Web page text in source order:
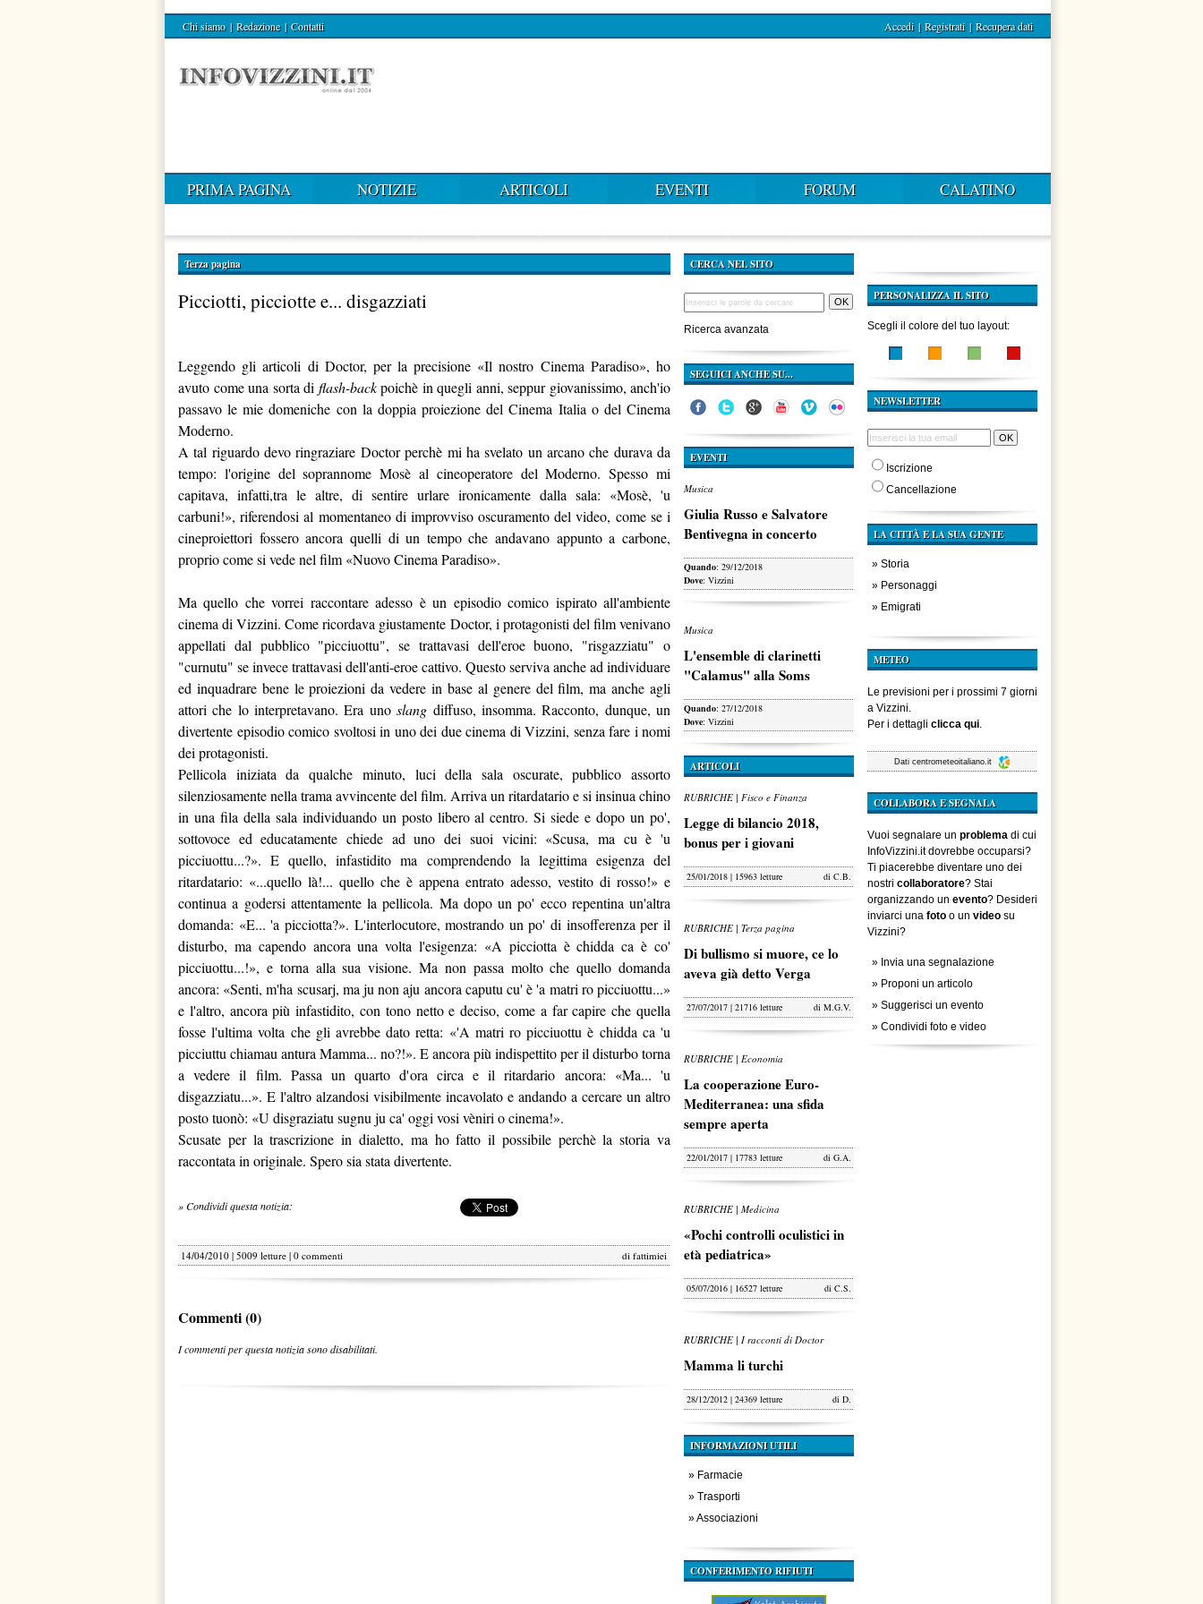
Chi siamo | Redazione | Contatti Accedi | Registrati | Recupera dati
PRIMA PAGINA NOTIZIE ARTICOLI EVENTI FORUM CALATINO
Terza pagina
Picciotti, picciotte e... disgazziati
Leggendo gli articoli di Doctor, per la precisione «Il nostro Cinema Paradiso», ho
avuto come una sorta di flash-backpoichè in quegli anni, seppur giovanissimo, anch'io
passavo le mie domeniche con la doppia proiezione del Cinema Italia o del Cinema
Moderno.
A tal riguardo devo ringraziare Doctor perchè mi ha svelato un arcano che durava da
tempo: l'origine del soprannome Mosè al cineoperatore del Moderno. Spesso mi
capitava, infatti,tra le altre, di sentire urlare ironicamente dalla sala: «Mosè, 'u
carbuni!», riferendosi al momentaneo di improvviso oscuramento del video, come se i
cineproiettori fossero ancora quelli di un tempo che andavano appunto a carbone,
proprio come si vede nel film «Nuovo Cinema Paradiso».
Ma quello che vorrei raccontare adesso è un episodio comico ispirato all'ambiente
cinema di Vizzini. Come ricordava giustamente Doctor, i protagonisti del film venivano
appellati dal pubblico "picciuottu", se trattavasi dell'eroe buono, "risgazziatu" o
"curnutu" se invece trattavasi dell'anti-eroe cattivo. Questo serviva anche ad individuare
ed inquadrare bene le proiezioni da vedere in base al genere del film, ma anche agli
attori che lo interpretavano. Era unoslang diffuso, insomma. Racconto, dunque, un
divertente episodio comico svoltosi in uno dei due cinema di Vizzini, senza fare i nomi
dei protagonisti.
Pellicola iniziata da qualche minuto, luci della sala oscurate, pubblico assorto
silenziosamente nella trama avvincente del film. Arriva un ritardatario e si insinua chino
in una fila della sala individuando un posto libero al centro. Si siede e dopo un po',
sottovoce ed educatamente chiede ad uno dei suoi vicini: «Scusa, ma cu è 'u
picciuottu...?». E quello, infastidito ma comprendendo la legittima esigenza del
ritardatario: «...quello là!... quello che è appena entrato adesso, vestito di rosso!» e
continua a godersi attentamente la pellicola. Ma dopo un po' ecco repentina un'altra
domanda: «E... 'a picciotta?». L'interlocutore, mostrando un po' di insofferenza per il
disturbo, ma capendo ancora una volta l'esigenza: «A picciotta è chidda ca è co'
picciuottu...!», e torna alla sua visione. Ma non passa molto che quello domanda
ancora: «Senti, m'ha scusarj, ma ju non aju ancora caputu cu' è 'a matri ro picciuottu...»
e l'altro, ancora più infastidito, con tono netto e deciso, come a far capire che quella
fosse l'ultima volta che gli avrebbe dato retta: «'A matri ro picciuottu è chidda ca 'u
picciuttu chiamau antura Mamma... no?!». E ancora più indispettito per il disturbo torna
a vedere il film. Passa un quarto d'ora circa e il ritardario ancora: «Ma... 'u
disgazziatu...». E l'altro alzandosi visibilmente incavolato e andando a cercare un altro
posto tuonò: «U disgraziatu sugnu ju ca' oggi vosi vèniri o cinema!».
Scusate per la trascrizione in dialetto, ma ho fatto il possibile perchè la storia va
raccontata in originale. Spero sia stata divertente.
» Condividi questa notizia:
14/04/2010 | 5009 letture | 0 commenti di fattimiei
Commenti (0)
I commenti per questa notizia sono disabilitati.
CERCA NEL SITO
Ricerca avanzata
SEGUICI ANCHE SU...
EVENTI
Musica
Giulia Russo e Salvatore
Bentivegna in concerto
Quando: 29/12/2018
Dove: Vizzini
Musica
L'ensemble di clarinetti
"Calamus" alla Soms
Quando: 27/12/2018
Dove: Vizzini
ARTICOLI
RUBRICHE | Fisco e Finanza
Legge di bilancio 2018,
bonus per i giovani
25/01/2018 | 15963 letture di C.B.
RUBRICHE | Terza pagina
Di bullismo si muore, ce lo
aveva già detto Verga
27/07/2017 | 21716 letture di M.G.V.
RUBRICHE | Economia
La cooperazione Euro-
Mediterranea: una sfida
sempre aperta
22/01/2017 | 17783 letture di G.A.
RUBRICHE | Medicina
«Pochi controlli oculistici in
età pediatrica»
05/07/2016 | 16527 letture di C.S.
RUBRICHE | I racconti di Doctor
Mamma li turchi
28/12/2012 | 24369 letture di D.
INFORMAZIONI UTILI
» Farmacie
» Trasporti
»Associazioni
CONFERIMENTO RIFIUTI
PERSONALIZZA IL SITO
Scegli il colore del tuo layout:
NEWSLETTER
Iscrizione
Cancellazione
LA CITTÀ E LA SUA GENTE
» Storia
» Personaggi
» Emigrati
METEO
Le previsioni per i prossimi 7 giorni
a Vizzini.
Per i dettagli clicca qui.
Dati centrometeoitaliano.it
COLLABORA E SEGNALA
Vuoi segnalare un problema di cui
InfoVizzini.it dovrebbe occuparsi?
Ti piacerebbe diventare uno dei
nostri collaboratore? Stai
organizzando un evento? Desideri
inviarci una foto o un video su
Vizzini?
» Invia una segnalazione
» Proponi un articolo
» Suggerisci un evento
» Condividi foto e video